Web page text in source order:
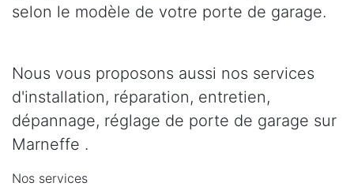
selon le modèle de votre porte de garage.
Nous vous proposons aussi nos services
d'installation, réparation, entretien,
dépannage, réglage de porte de garage sur
Marneffe .
Nos services